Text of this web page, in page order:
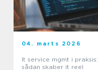
04. marts 2026
It service mgmt i praksis:
sådan skaber it reel